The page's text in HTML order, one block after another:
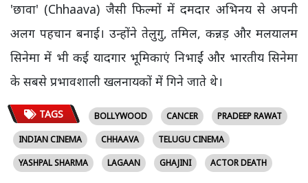
'छावा' (Chhaava) जैसी फिल्मों में दमदार अभिनय से अपनी
अलग पहचान बनाई। उन्होंने तेलुगु, तमिल, कन्नड़ और मलयालम
सिनेमा में भी कई यादगार भूमिकाएं निभाईं और भारतीय सिनेमा
के सबसे प्रभावशाली खलनायकों में गिने जाते थे।
TAGS BOLLYWOOD CANCER
PRADEEP RAWAT
INDIAN CINEMA
CHHAAVA
TELUGU CINEMA
YASHPAL SHARMA
LAGAAN GHAJINI ACTOR DEATH